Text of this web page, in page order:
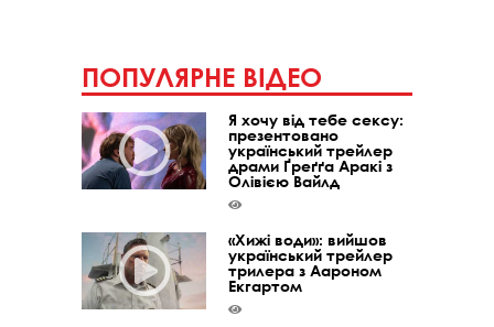
ПОПУЛЯРНЕ ВІДЕО
Я хочу від тебе сексу:
презентовано
український трейлер
драми Ґреґґа Аракі з
Олівією Вайлд
«Хижі води»: вийшов
український трейлер
трилера з Аароном
Екгартом